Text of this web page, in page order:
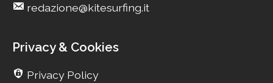
redazione@kitesurfing.it
Privacy & Cookies
Privacy Policy